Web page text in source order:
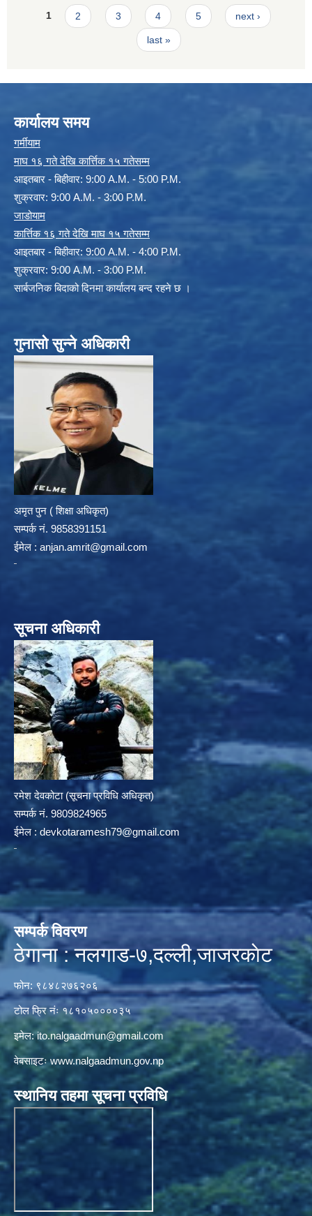
Pages
1 2 3 4 5 next ›
last »
कार्यालय समय
गर्मीयाम
माघ १६ गते देखि कार्त्तिक १५ गतेसम्म
आइतबार - बिहीवार: 9:00 A.M. - 5:00 P.M.
शुक्रवार: 9:00 A.M. - 3:00 P.M.
जाडोयाम
कार्त्तिक १६ गते देखि माघ १५ गतेसम्म
आइतबार - बिहीवार: 9:00 A.M. - 4:00 P.M.
शुक्रवार: 9:00 A.M. - 3:00 P.M.
सार्बजनिक बिदाको दिनमा कार्यालय बन्द रहने छ ।
गुनासो सुन्ने अधिकारी
अमृत पुन ( शिक्षा अधिकृत)
सम्पर्क न‌ं. 9858391151
ईमेल : anjan.amrit@gmail.com
सूचना अधिकारी
रमेश देवकोटा (सूचना प्रविधि अधिकृत)
सम्पर्क न‌ं. 9809824965
ईमेल : devkotaramesh79@gmail.com
सम्पर्क विवरण
ठेगाना : नलगाड-७,दल्ली,जाजरकाेट
फोन: ९८४८२७६२०६
टोल फ्रि नंः १८१०५००००३५
इमेल:ito.nalgaadmun@gmail.com
वेबसाइटःwww.nalgaadmun.gov.np
स्थानिय तहमा सूचना प्रविधि